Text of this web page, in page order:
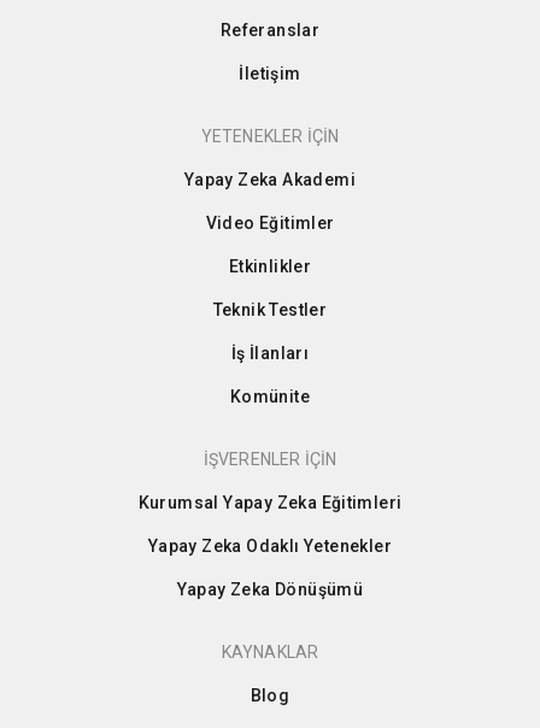
Referanslar
İletişim
YETENEKLER İÇİN
Yapay Zeka Akademi
Video Eğitimler
Etkinlikler
Teknik Testler
İş İlanları
Komünite
İŞVERENLER İÇİN
Kurumsal Yapay Zeka Eğitimleri
Yapay Zeka Odaklı Yetenekler
Yapay Zeka Dönüşümü
KAYNAKLAR
Blog